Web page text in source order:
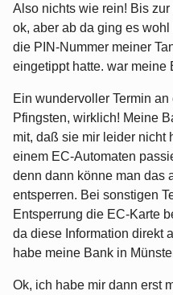
Also nichts wie rein! Bis
ok, aber ab da ging es
die PIN-Nummer meiner
eingetippt hatte. war meine
Ein wundervoller Termin
Pfingsten, wirklich! Meine
mit, daß sie mir leider nicht
einem EC-Automaten
denn dann könne man das
entsperren. Bei sonstigen
Entsperrung die EC-Karte
da diese Information direkt
habe meine Bank in
Ok, ich habe mir dann erst